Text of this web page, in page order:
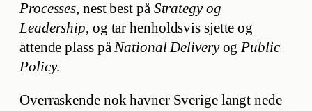
Processes, nest best på Strategy og
Leadership, og tar henholdsvis sjette og
åttende plass påNational DeliveryogPublic
Policy.
Overraskende nok havner Sverige langt nede